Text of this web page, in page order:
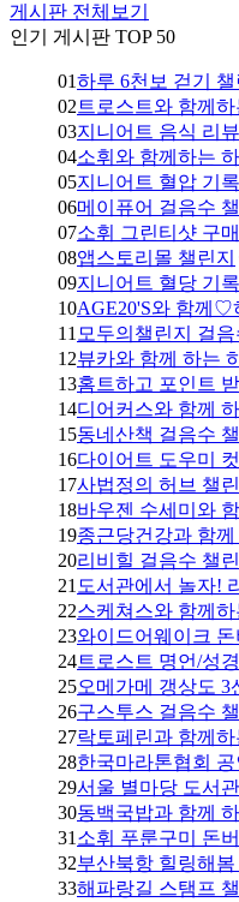
게시판 전체보기
인기 게시판 TOP 50
01하루 6천보 걷기 챌
02 트로스트와 함께
03지니어트 음식 리
04소휘와 함께하는
05지니어트 혈압 기
06메이퓨어 걸음수 챌
07소휘 그린티샷 구
08앱스토리몰 챌린지
09지니어트 혈당 기
10AGE20'S와 함께♡
11 모두의챌린지 걸음
12뷰카와 함께 하는
13홈트하고 포인트
14디어커스와 함께
15동네산책 걸음수 챌
16다이어트 도우미
17사법정의 허브 챌린
18바우젠 수세미와
19종근당건강과 함
20리비힐 걸음수 챌린
21 도서관에서 놀자!
22스케쳐스와 함께하
23와이드어웨이크 돈
24트로스트 명언/성
25오메가메 갱상도 3
26구스투스 걸음수 챌
27락토페린과 함께
28한국마라톤협회
29서울 별마당 도서
30동백국밥과 함께
31 소휘 푸룬구미 돈
32부산북항 힐링해봄
33해파랑길 스탬프 챌